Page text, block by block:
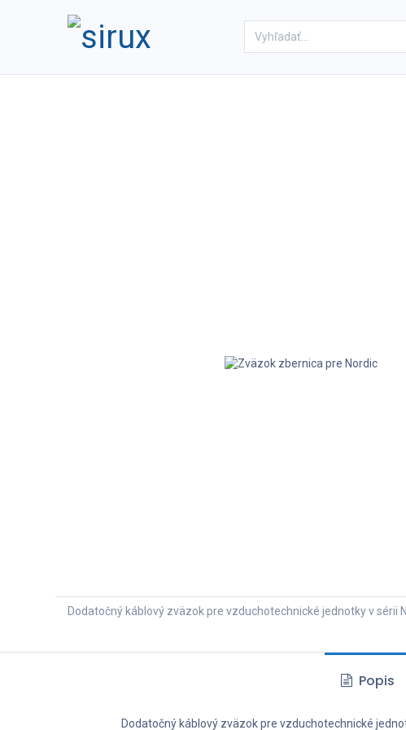
Dodatočný káblový zväzok pre vzduchotechnické jednotky v sérii
Popis
Dodatočný káblový zväzok pre vzduchotechnické